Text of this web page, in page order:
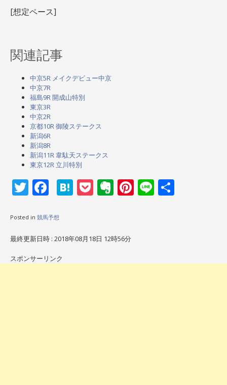
[想定ペース]
関連記事
中京5R メイクデビュー中京
中京7R
福島9R 開成山特別
東京3R
中京2R
京都10R 御陵ステークス
新潟6R
新潟8R
新潟11R 韋駄天ステークス
東京12R 立川特別
TwitterFacebook
Hatena
Pocket
Evernote
Pinterest
Line
Posted in 競馬予想
最終更新日時 : 2018年08月18日 12時56分
スポンサーリンク